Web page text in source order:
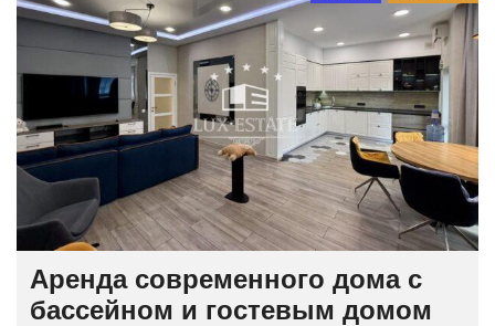
Аренда современного дома с
бассейном и гостевым домом